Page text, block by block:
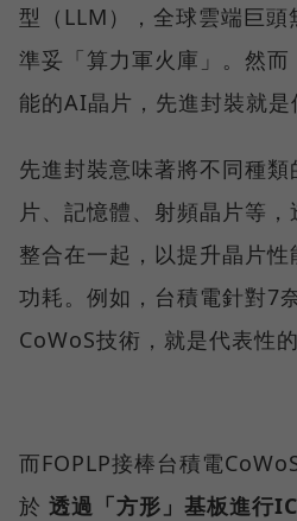
型（LLM），全球雲端巨頭
準妥「算力軍火庫」。然
能的AI晶片，先進封裝就是
先進封裝意味著將不同種
片、記憶體、射頻晶片等
整合在一起，以提升晶片
功耗。例如，台積電針對7
CoWoS技術，就是代表性
而FOPLP接棒台積電
於 透過「方形」基板進行